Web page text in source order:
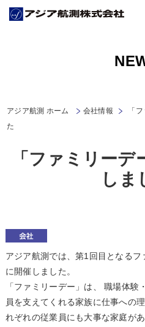
アジア航測 ホーム 会社情報
「
た
「ファミリー
しま
アジア航測では、第1回目となる
に開催しました。
「ファミリーデー」は、 職場体
員を支えてくれる家族に仕事への
れぞれの従業員にも大事な家庭が